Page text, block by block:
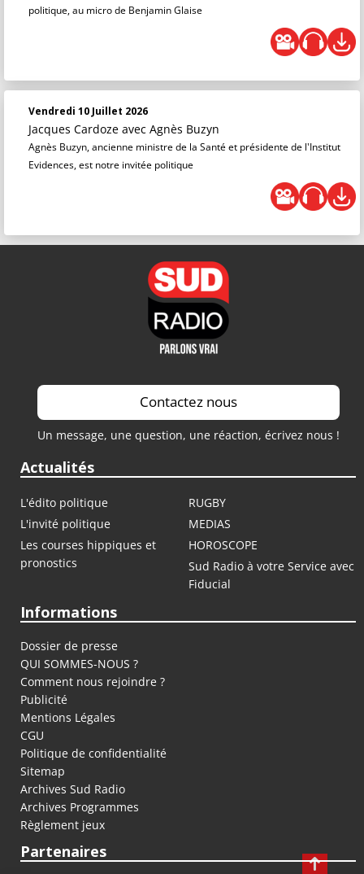
politique, au micro de Benjamin Glaise
Vendredi 10 Juillet 2026
Jacques Cardoze avec Agnès Buzyn
Agnès Buzyn, ancienne ministre de la Santé et présidente de l'Institut
Evidences, est notre invitée politique
Contactez nous
Un message, une question, une réaction, écrivez nous !
Actualités
L'édito politique
RUGBY
L'invité politique
MEDIAS
Les courses hippiques et
pronostics
HOROSCOPE
Sud Radio à votre Service avec
Fiducial
Informations
Dossier de presse
QUI SOMMES-NOUS ?
Comment nous rejoindre ?
Publicité
Mentions Légales
CGU
Politique de confidentialité
Sitemap
Archives Sud Radio
Archives Programmes
Règlement jeux
Partenaires